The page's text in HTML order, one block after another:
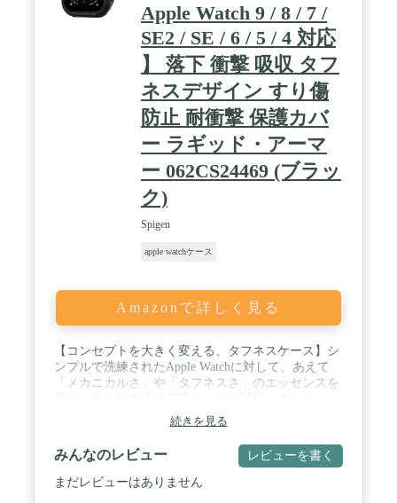
や酸性の食品、虫除け、ローション、日焼け止め、
油分、毛髪染料などは本製品及びAppleWatchに悪影
響を及ぼす可能性がありますので付着しないように
Apple Watch 9 / 8 / 7 /
SE2 / SE / 6 / 5 / 4 対応
】 落下 衝撃 吸収 タフ
ネスデザイン すり傷
防止 耐衝撃 保護カバ
ー ラギッド・アーマ
ー 062CS24469 (ブラッ
ク)
Spigen
apple watchケース
Amazonで詳しく見る
【コンセプトを大きく変える、タフネスケース】シ
ンプルで洗練されたApple Watchに対して、あえて
「メカニカルさ」や「タフネスさ」のエッセンスを
【素材選びからこだわった耐衝撃性能】ケースで最
もよく使用されるTPU素材の中からもっともApple
Watchに適した素材をセレクト、変色を防ぐ為、本
体にマッチしたカラーリングを配合しています。 /
【接触機会を考えた耐キズ設計】決済シーンや改札
続きを見る
みんなのレビュー レビューを書く
まだレビューはありません